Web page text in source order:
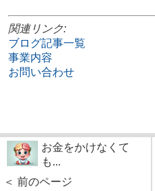
関連リンク:
ブログ記事一覧
事業内容
お問い合わせ
お金をかけなくて
も...
＜ 前のページ